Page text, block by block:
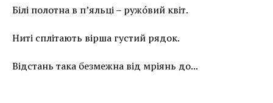
Білі полотна в п’яльці – ружо́вий квіт.
Ниті сплітають вірша густий рядок.
Відстань така безмежна від мріянь до...